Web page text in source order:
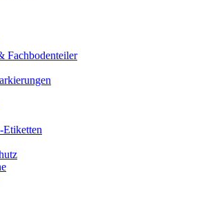
Fachbodenteiler
Etiketten